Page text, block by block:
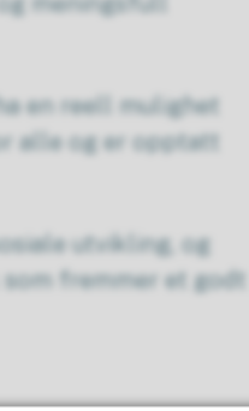
en reell mulighet
alle og er opptatt
utvikling, og
fremmer et godt